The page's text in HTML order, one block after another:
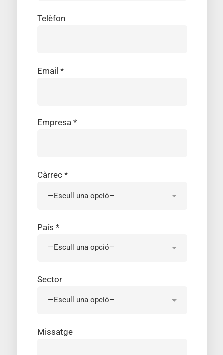
Telèfon
Email *
Empresa *
Càrrec *
País *
Sector
Missatge